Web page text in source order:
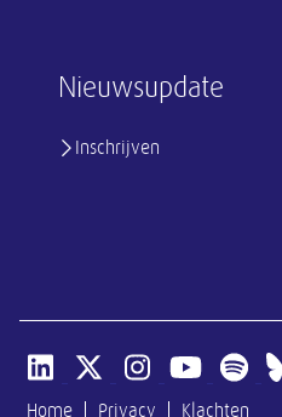
Nieuwsupdate
Inschrijven
Open linkedin van SER
Open x-twitter van SER
Open instagram
Open Open
Home Privacy Klachten